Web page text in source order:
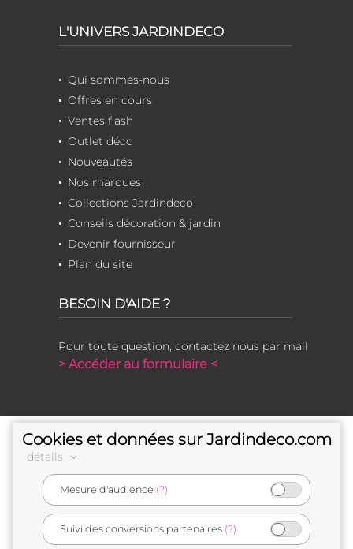
L'UNIVERS JARDINDECO
Qui sommes-nous
Offres en cours
Ventes flash
Outlet déco
Nouveautés
Nos marques
Collections Jardindeco
Conseils décoration & jardin
Devenir fournisseur
Plan du site
BESOIN D'AIDE ?
Pour toute question, contactez nous par mail
> Accéder au formulaire <
e-commerçant français
Cookies et données sur Jardindeco.com
détails
Mesure d'audience (?)
Suivi des conversions partenaires (?)